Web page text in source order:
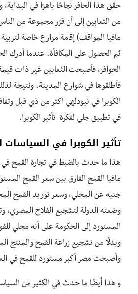
حقق هذا الحافز نجاحًا باهرًا في البداية،
من الثعابين إلى أن قرّر مجموعة من
مافيا المواقف) إقامة مزارع خاصة لتربية
ثم الحصول على المكافأة. عندما أدرك
الحوافز، فأصبحت الثعابين غير ذات
فأطلقوها في شوارع المدينة. ونتيجة
الكوبرا في نيودلهي اكثر من ذي قبل
في تطبيق جلي لفكرة تأثير الكوبرا.
تأثير الكوبرا في السياسات
هذا ما حدث بالضبط في تجارة القمح
جنيه عن المحلي، وسعر توريد القمح
وضعته الدولة لتشجيع الفلاح المصري،
المستورد إلى الحكومة على أنه محلي
وبدلًا من تشجيع زراعة القمح والمنتج
وأصبحت مصر أكبر مستورد للقمح في
و هذا أيضًا ما حدث في الكثير من